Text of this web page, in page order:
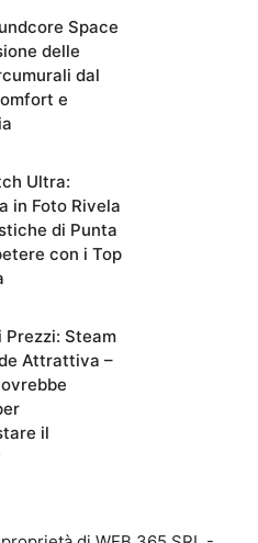
Space
delle
dal
e
Ultra:
in Foto Rivela
di Punta
con i Top
Prezzi: Steam
Attrattiva –
il